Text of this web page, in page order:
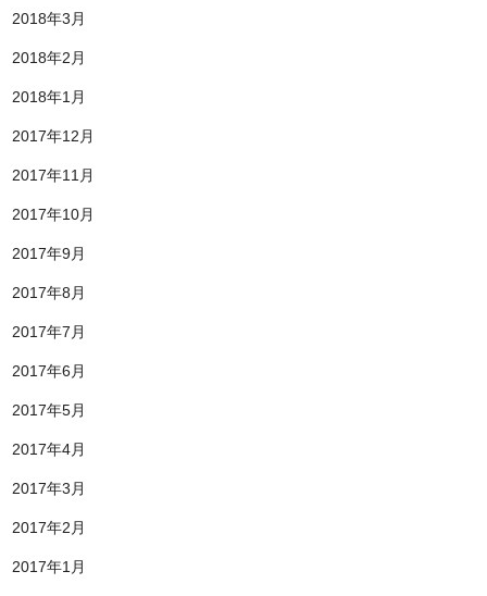
2018年3月
2018年2月
2018年1月
2017年12月
2017年11月
2017年10月
2017年9月
2017年8月
2017年7月
2017年6月
2017年5月
2017年4月
2017年3月
2017年2月
2017年1月